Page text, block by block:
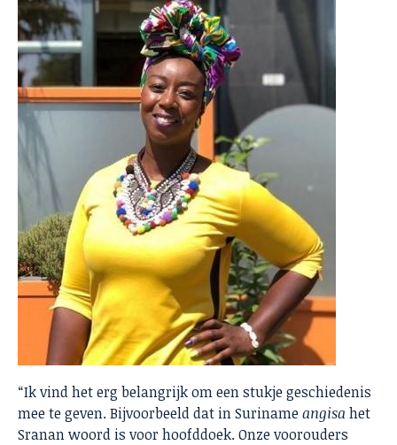
“Ik vind het erg belangrijk om een stukje geschiedenis
mee te geven. Bijvoorbeeld dat in Surinameangisa het
Sranan woord is voor hoofddoek. Onze voorouders